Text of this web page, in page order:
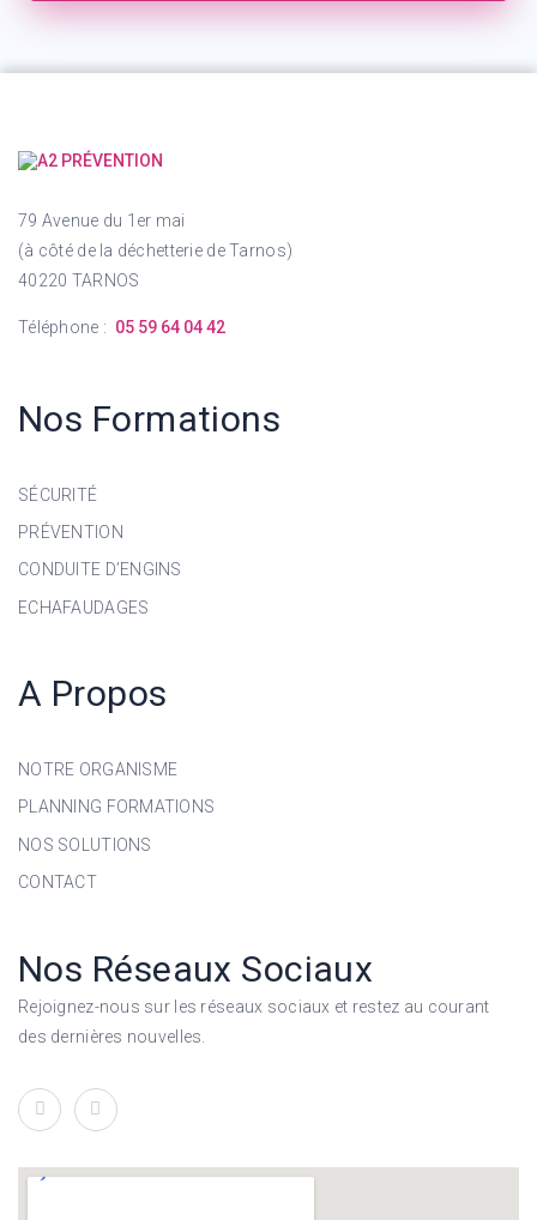
79 Avenue du 1er mai
(à côté de la déchetterie de Tarnos)
40220 TARNOS
Téléphone : 05 59 64 04 42
Nos Formations
SÉCURITÉ
PRÉVENTION
CONDUITE D’ENGINS
ECHAFAUDAGES
A Propos
NOTRE ORGANISME
PLANNING FORMATIONS
NOS SOLUTIONS
CONTACT
Nos Réseaux Sociaux
Rejoignez-nous sur les réseaux sociaux et restez au courant
des dernières nouvelles.